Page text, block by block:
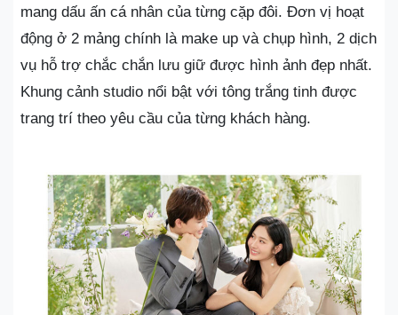
mang dấu ấn cá nhân của từng cặp đôi. Đơn vị hoạt
động ở 2 mảng chính là make up và chụp hình, 2 dịch
vụ hỗ trợ chắc chắn lưu giữ được hình ảnh đẹp nhất.
Khung cảnh studio nổi bật với tông trắng tinh được
trang trí theo yêu cầu của từng khách hàng.